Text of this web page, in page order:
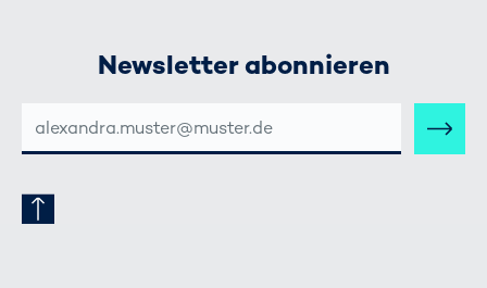
Newsletter abonnieren
MAIL-
ADRESSE